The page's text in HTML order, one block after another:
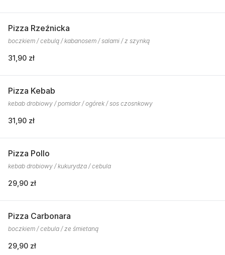
Pizza Rzeźnicka
boczkiem / cebulą / kabanosem / salami / z szynką
31,90 zł
Pizza Kebab
kebab drobiowy / pomidor / ogórek / sos czosnkowy
31,90 zł
Pizza Pollo
kebab drobiowy / kukurydza / cebula
29,90 zł
Pizza Carbonara
boczkiem / cebula / ze śmietaną
29,90 zł